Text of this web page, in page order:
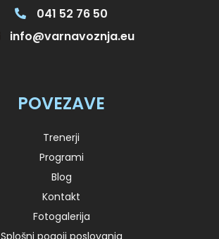
041 52 76 50
info@varnavoznja.eu
POVEZAVE
Trenerji
Programi
Blog
Kontakt
Fotogalerija
Splošni pogoji poslovanja